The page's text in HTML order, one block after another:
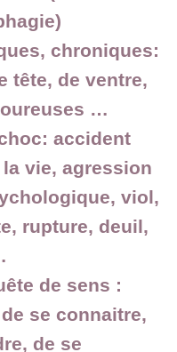
chroniques:
tête, de ventre,
…
accident
vie, agression
viol,
rupture, deuil,
de sens :
se connaitre,
de se